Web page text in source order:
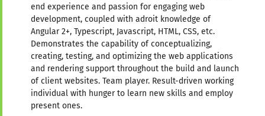
end experience and passion for engaging web
development, coupled with adroit knowledge of
Angular 2+, Typescript, Javascript, HTML, CSS, etc.
Demonstrates the capability of conceptualizing,
creating, testing, and optimizing the web applications
and rendering support throughout the build and launch
of client websites. Team player. Result-driven working
individual with hunger to learn new skills and employ
present ones.